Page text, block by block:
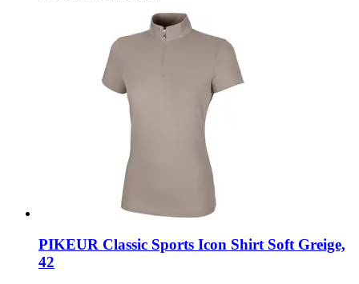
PIKEUR Classic Sports Icon Shirt Soft Greige,
42